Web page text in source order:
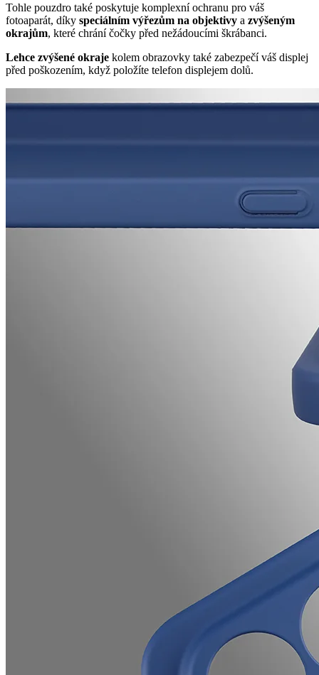
Tohle pouzdro také poskytuje komplexní ochranu pro váš
fotoaparát, díky speciálním výřezům na objektivy a zvýšeným
okrajům, které chrání čočky před nežádoucími škrábanci.
Lehce zvýšené okraje kolem obrazovky také zabezpečí váš displej
před poškozením, když položíte telefon displejem dolů.